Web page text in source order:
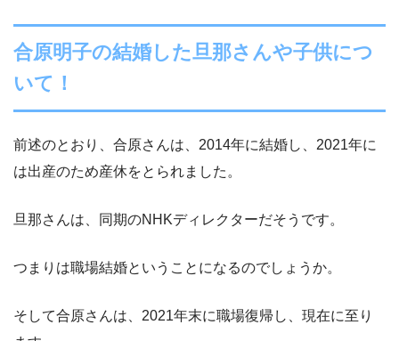
合原明子の結婚した旦那さんや子供につ
いて！
前述のとおり、合原さんは、2014年に結婚し、2021年に
は出産のため産休をとられました。
旦那さんは、同期のNHKディレクターだそうです。
つまりは職場結婚ということになるのでしょうか。
そして合原さんは、2021年末に職場復帰し、現在に至り